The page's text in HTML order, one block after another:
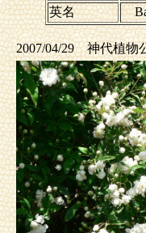
英名
2007/04/29 神代植物